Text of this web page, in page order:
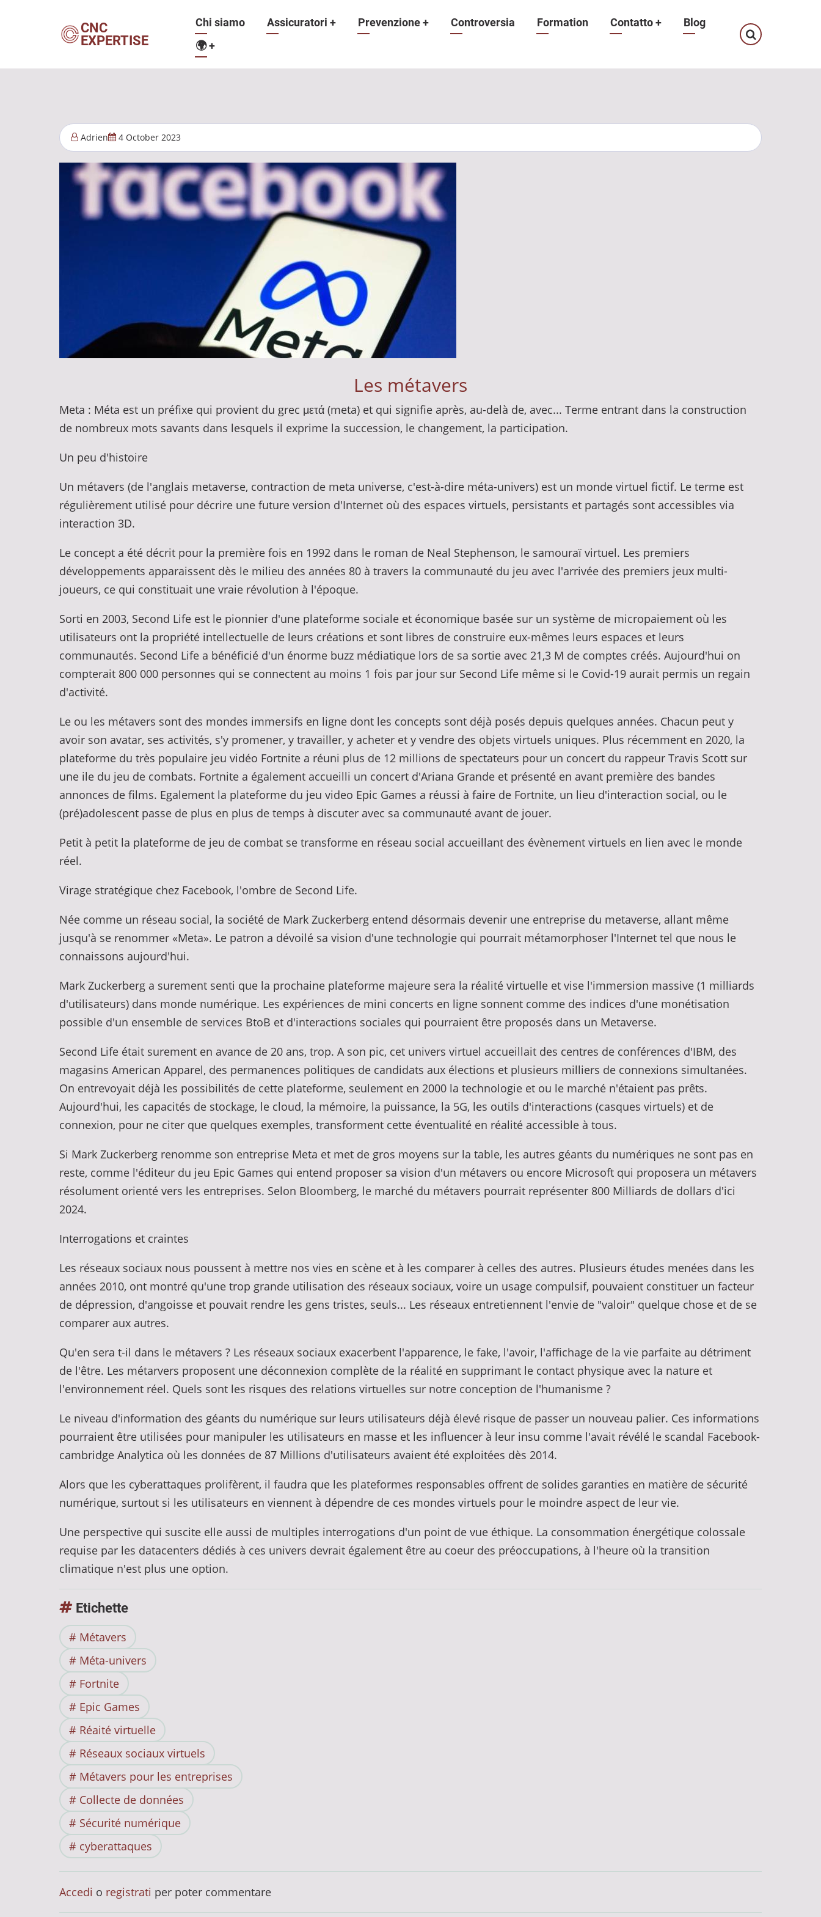
CNC
EXPERTISE
Navigazione
principale
Chi siamo Assicuratori + Prevenzione+ Controversia Formation Contatto+
Blog
🌍+
Adrien 4 October 2023
Les métavers
Meta : Méta est un préfixe qui provient du grec μετά (meta) et qui signifie après, au-delà de, avec... Terme entrant dans la construction
de nombreux mots savants dans lesquels il exprime la succession, le changement, la participation.
Un peu d'histoire
Un métavers (de l'anglais metaverse, contraction de meta universe, c'est-à-dire méta-univers) est un monde virtuel fictif. Le terme est
régulièrement utilisé pour décrire une future version d'Internet où des espaces virtuels, persistants et partagés sont accessibles via
interaction 3D.
Le concept a été décrit pour la première fois en 1992 dans le roman de Neal Stephenson, le samouraï virtuel. Les premiers
développements apparaissent dès le milieu des années 80 à travers la communauté du jeu avec l'arrivée des premiers jeux multi-
joueurs, ce qui constituait une vraie révolution à l'époque.
Sorti en 2003, Second Life est le pionnier d'une plateforme sociale et économique basée sur un système de micropaiement où les
utilisateurs ont la propriété intellectuelle de leurs créations et sont libres de construire eux-mêmes leurs espaces et leurs
communautés. Second Life a bénéficié d'un énorme buzz médiatique lors de sa sortie avec 21,3 M de comptes créés. Aujourd'hui on
compterait 800 000 personnes qui se connectent au moins 1 fois par jour sur Second Life même si le Covid-19 aurait permis un regain
d'activité.
Le ou les métavers sont des mondes immersifs en ligne dont les concepts sont déjà posés depuis quelques années. Chacun peut y
avoir son avatar, ses activités, s'y promener, y travailler, y acheter et y vendre des objets virtuels uniques. Plus récemment en 2020, la
plateforme du très populaire jeu vidéo Fortnite a réuni plus de 12 millions de spectateurs pour un concert du rappeur Travis Scott sur
une ile du jeu de combats. Fortnite a également accueilli un concert d'Ariana Grande et présenté en avant première des bandes
annonces de films. Egalement la plateforme du jeu video Epic Games a réussi à faire de Fortnite, un lieu d'interaction social, ou le
(pré)adolescent passe de plus en plus de temps à discuter avec sa communauté avant de jouer.
Petit à petit la plateforme de jeu de combat se transforme en réseau social accueillant des évènement virtuels en lien avec le monde
réel.
Virage stratégique chez Facebook, l'ombre de Second Life.
Née comme un réseau social, la société de Mark Zuckerberg entend désormais devenir une entreprise du metaverse, allant même
jusqu'à se renommer «Meta». Le patron a dévoilé sa vision d'une technologie qui pourrait métamorphoser l'Internet tel que nous le
connaissons aujourd'hui.
Mark Zuckerberg a surement senti que la prochaine plateforme majeure sera la réalité virtuelle et vise l'immersion massive (1 milliards
d'utilisateurs) dans monde numérique. Les expériences de mini concerts en ligne sonnent comme des indices d'une monétisation
possible d'un ensemble de services BtoB et d'interactions sociales qui pourraient être proposés dans un Metaverse.
Second Life était surement en avance de 20 ans, trop. A son pic, cet univers virtuel accueillait des centres de conférences d'IBM, des
magasins American Apparel, des permanences politiques de candidats aux élections et plusieurs milliers de connexions simultanées.
On entrevoyait déjà les possibilités de cette plateforme, seulement en 2000 la technologie et ou le marché n'étaient pas prêts.
Aujourd'hui, les capacités de stockage, le cloud, la mémoire, la puissance, la 5G, les outils d'interactions (casques virtuels) et de
connexion, pour ne citer que quelques exemples, transforment cette éventualité en réalité accessible à tous.
Si Mark Zuckerberg renomme son entreprise Meta et met de gros moyens sur la table, les autres géants du numériques ne sont pas en
reste, comme l'éditeur du jeu Epic Games qui entend proposer sa vision d'un métavers ou encore Microsoft qui proposera un métavers
résolument orienté vers les entreprises. Selon Bloomberg, le marché du métavers pourrait représenter 800 Milliards de dollars d'ici
2024.
Interrogations et craintes
Les réseaux sociaux nous poussent à mettre nos vies en scène et à les comparer à celles des autres. Plusieurs études menées dans les
années 2010, ont montré qu'une trop grande utilisation des réseaux sociaux, voire un usage compulsif, pouvaient constituer un facteur
de dépression, d'angoisse et pouvait rendre les gens tristes, seuls... Les réseaux entretiennent l'envie de "valoir" quelque chose et de se
comparer aux autres.
Qu'en sera t-il dans le métavers ? Les réseaux sociaux exacerbent l'apparence, le fake, l'avoir, l'affichage de la vie parfaite au détriment
de l'être. Les métarvers proposent une déconnexion complète de la réalité en supprimant le contact physique avec la nature et
l'environnement réel. Quels sont les risques des relations virtuelles sur notre conception de l'humanisme ?
Le niveau d'information des géants du numérique sur leurs utilisateurs déjà élevé risque de passer un nouveau palier. Ces informations
pourraient être utilisées pour manipuler les utilisateurs en masse et les influencer à leur insu comme l'avait révélé le scandal Facebook-
cambridge Analytica où les données de 87 Millions d'utilisateurs avaient été exploitées dès 2014.
Alors que les cyberattaques prolifèrent, il faudra que les plateformes responsables offrent de solides garanties en matière de sécurité
numérique, surtout si les utilisateurs en viennent à dépendre de ces mondes virtuels pour le moindre aspect de leur vie.
Une perspective qui suscite elle aussi de multiples interrogations d'un point de vue éthique. La consommation énergétique colossale
requise par les datacenters dédiés à ces univers devrait également être au coeur des préoccupations, à l'heure où la transition
climatique n'est plus une option.
Etichette
Métavers
Méta-univers
Fortnite
Epic Games
Réaité virtuelle
Réseaux sociaux virtuels
Métavers pour les entreprises
Collecte de données
Sécurité numérique
cyberattaques
Accedi o registrati per poter commentare